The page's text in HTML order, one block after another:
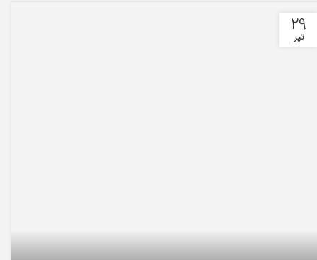
29
تیر